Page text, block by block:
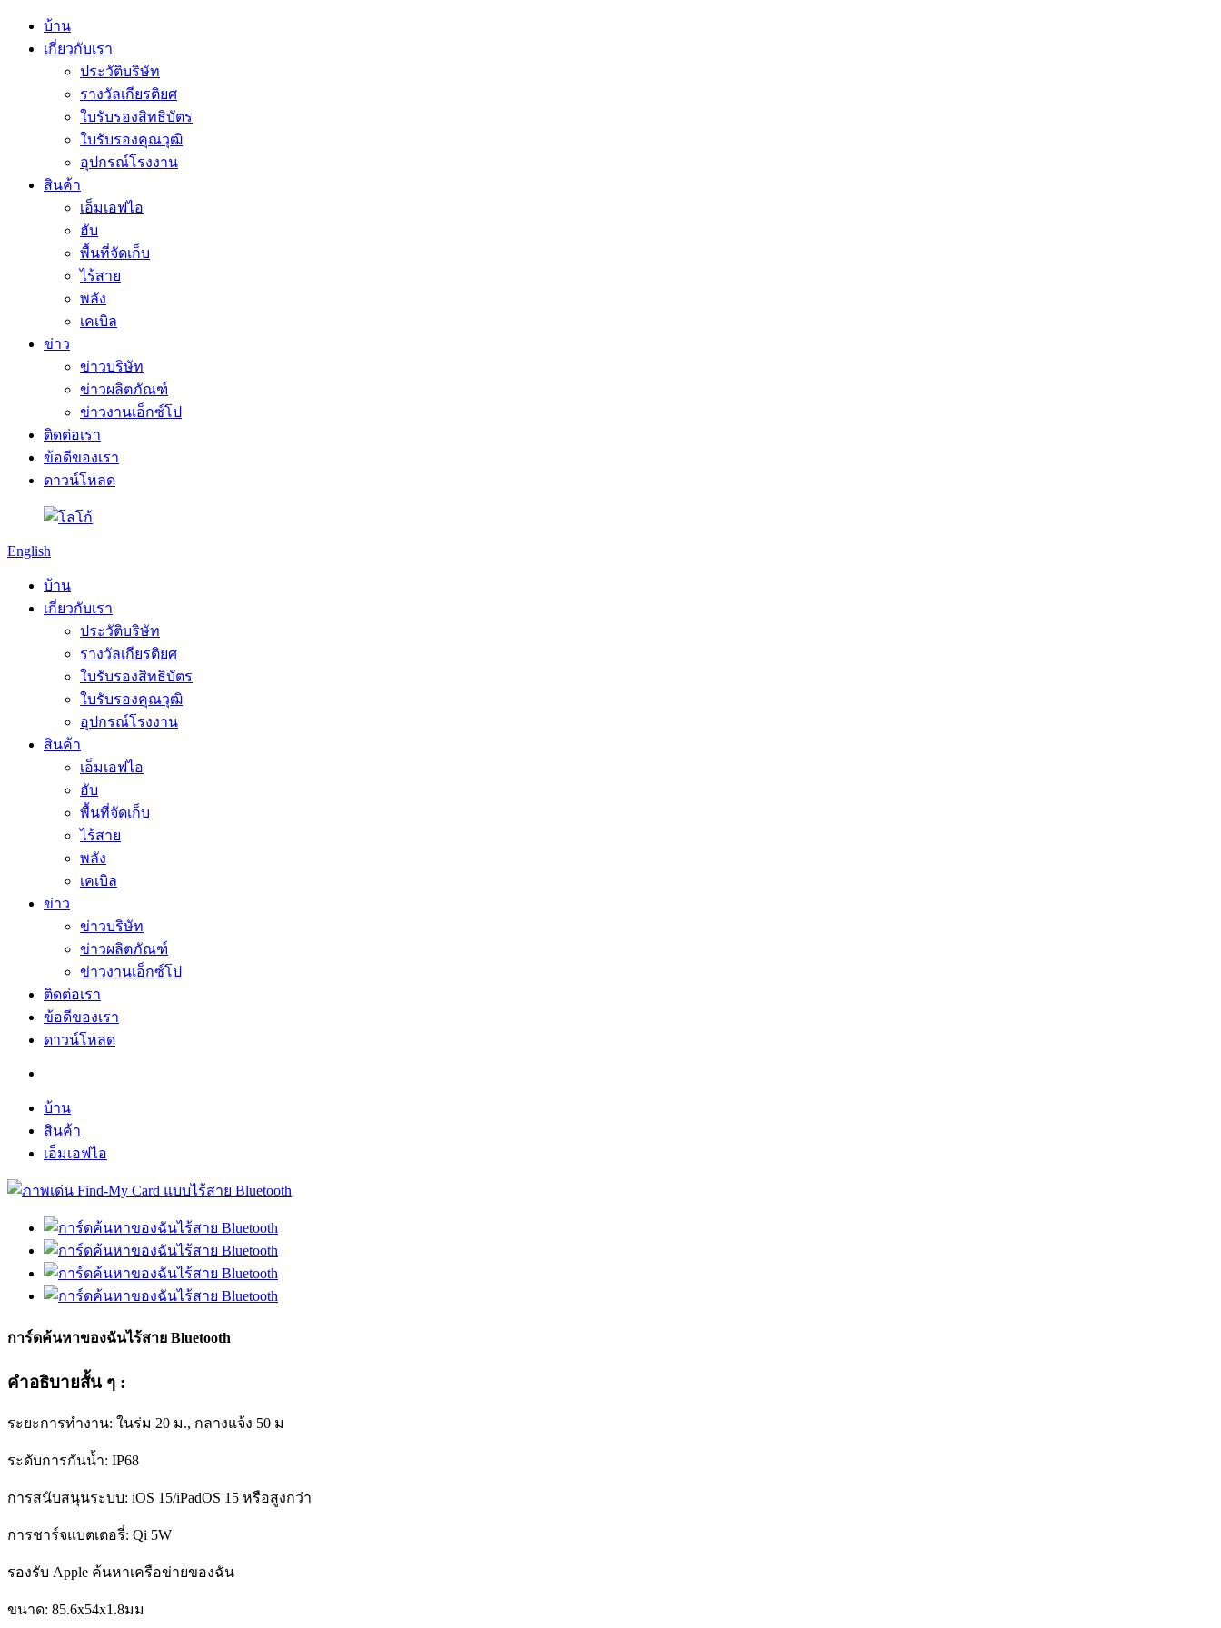
บ้าน
เกี่ยวกับเรา
ประวัติบริษัท
รางวัลเกียรติยศ
ใบรับรองสิทธิบัตร
ใบรับรองคุณวุฒิ
อุปกรณ์โรงงาน
สินค้า
เอ็มเอฟไอ
ฮับ
พื้นที่จัดเก็บ
ไร้สาย
พลัง
เคเบิล
ข่าว
ข่าวบริษัท
ข่าวผลิตภัณฑ์
ข่าวงานเอ็กซ์โป
ติดต่อเรา
ข้อดีของเรา
ดาวน์โหลด
English
บ้าน
เกี่ยวกับเรา
ประวัติบริษัท
รางวัลเกียรติยศ
ใบรับรองสิทธิบัตร
ใบรับรองคุณวุฒิ
อุปกรณ์โรงงาน
สินค้า
เอ็มเอฟไอ
ฮับ
พื้นที่จัดเก็บ
ไร้สาย
พลัง
เคเบิล
ข่าว
ข่าวบริษัท
ข่าวผลิตภัณฑ์
ข่าวงานเอ็กซ์โป
ติดต่อเรา
ข้อดีของเรา
ดาวน์โหลด
บ้าน
สินค้า
เอ็มเอฟไอ
การ์ดค้นหาของฉันไร้สาย Bluetooth
คำอธิบายสั้น ๆ :
ระยะการทำงาน: ในร่ม 20 ม., กลางแจ้ง 50 ม
ระดับการกันน้ำ: IP68
การสนับสนุนระบบ: iOS 15/iPadOS 15 หรือสูงกว่า
การชาร์จแบตเตอรี่: Qi 5W
รองรับ Apple ค้นหาเครือข่ายของฉัน
ขนาด: 85.6x54x1.8มม